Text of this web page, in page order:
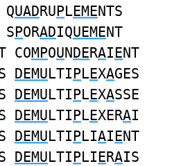
QUADRUPLEMENTS
SPORADIQUEMENT
COMPOUNDERAIENT
DEMULTIPLEXAGES
DEMULTIPLEXASSE
DEMULTIPLEXERAI
DEMULTIPLIAIENT
DEMULTIPLIERAIS